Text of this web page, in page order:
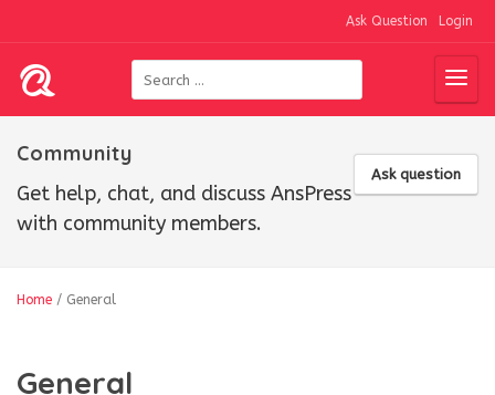
Ask Question Login
Ask question
Community
Get help, chat, and discuss AnsPress
with community members.
Home / General
General